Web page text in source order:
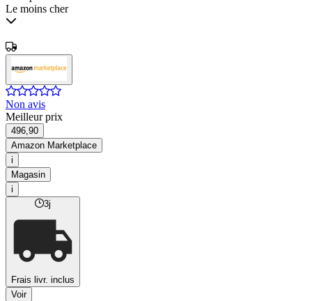
Le moins cher
Non avis
Meilleur prix
496,90
Amazon Marketplace
i
Magasin
i
3j
Frais livr. inclus
Voir